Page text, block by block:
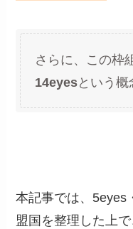
さらに、この枠
14eyesという概
本記事では、5eyes
盟国を整理した上